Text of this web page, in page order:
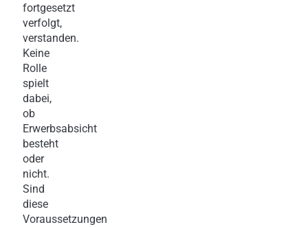
fortgesetzt
verfolgt,
verstanden.
Keine
Rolle
spielt
dabei,
ob
Erwerbsabsicht
besteht
oder
nicht.
Sind
diese
Voraussetzungen